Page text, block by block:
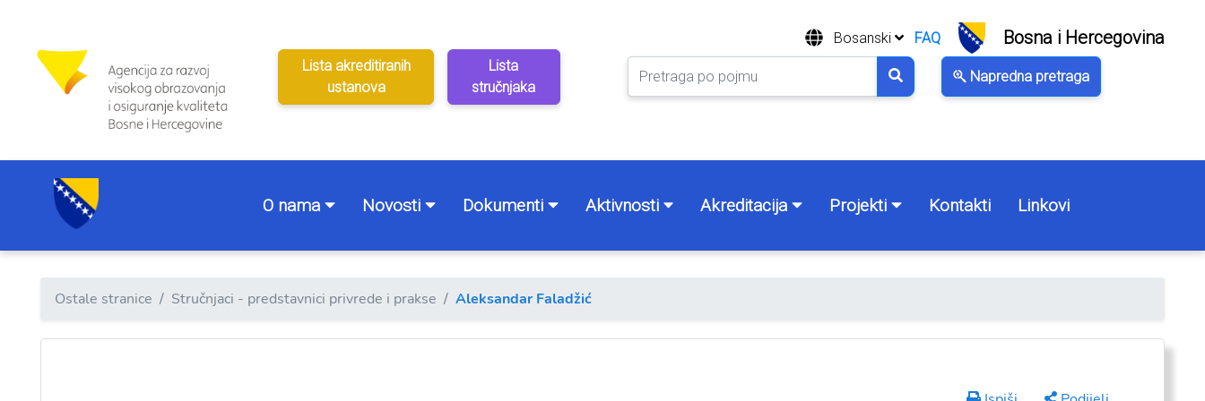
Lista akreditiranih
ustanova
Lista
stručnjaka
Napredna pretraga
Bosanski FAQ Bosna i Hercegovina
O nama Novosti Dokumenti Aktivnosti Akreditacija Projekti Kontakti Linkovi
Ostale stranice Stručnjaci - predstavnici privrede i prakse Aleksandar Faladžić